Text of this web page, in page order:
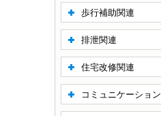
歩行補助関連
排泄関連
住宅改修関連
コミュニケーション